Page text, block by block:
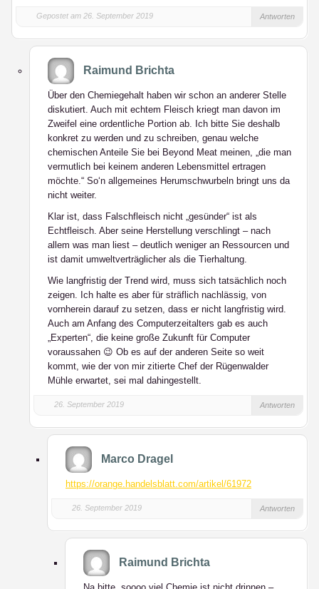
Gepostet am 26. September 2019 Antworten
Raimund Brichta
Über den Chemiegehalt haben wir schon an anderer Stelle
diskutiert. Auch mit echtem Fleisch kriegt man davon im
Zweifel eine ordentliche Portion ab. Ich bitte Sie deshalb
konkret zu werden und zu schreiben, genau welche
chemischen Anteile Sie bei Beyond Meat meinen, „die man
vermutlich bei keinem anderen Lebensmittel ertragen
möchte.“ So‘n allgemeines Herumschwurbeln bringt uns da
nicht weiter.
Klar ist, dass Falschfleisch nicht „gesünder“ ist als
Echtfleisch. Aber seine Herstellung verschlingt – nach
allem was man liest – deutlich weniger an Ressourcen und
ist damit umweltverträglicher als die Tierhaltung.
Wie langfristig der Trend wird, muss sich tatsächlich noch
zeigen. Ich halte es aber für sträflich nachlässig, von
vornherein darauf zu setzen, dass er nicht langfristig wird.
Auch am Anfang des Computerzeitalters gab es auch
„Experten“, die keine große Zukunft für Computer
voraussahen 😉 Ob es auf der anderen Seite so weit
kommt, wie der von mir zitierte Chef der Rügenwalder
Mühle erwartet, sei mal dahingestellt.
26. September 2019 Antworten
Marco Dragel
https://orange.handelsblatt.com/artikel/61972
26. September 2019 Antworten
Raimund Brichta